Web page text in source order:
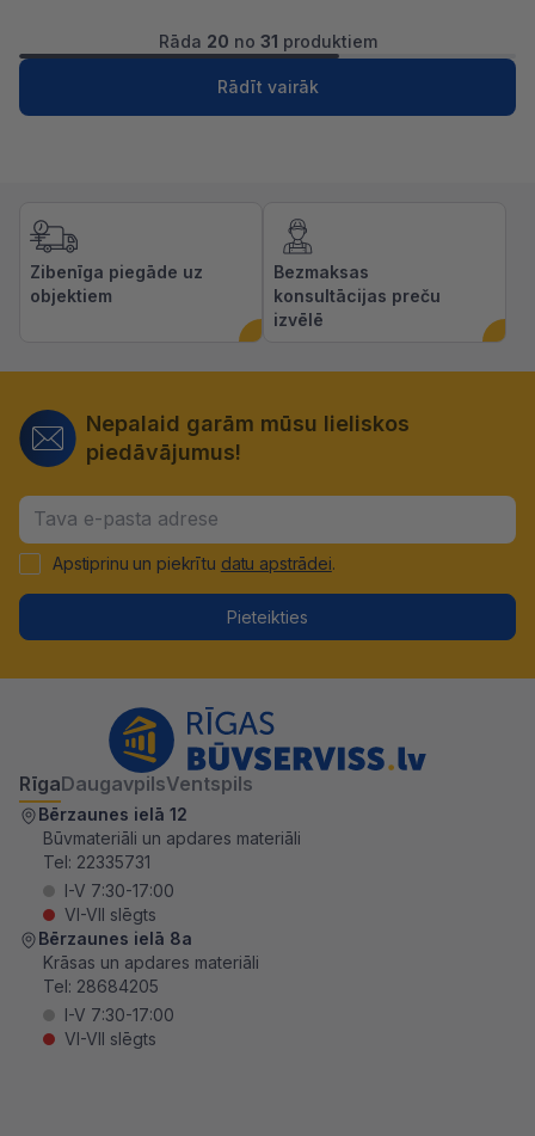
Rāda 20 no 31 produktiem
Rādīt vairāk
1 2 Nākošā
Zibenīga piegāde uz
objektiem
Bezmaksas
konsultācijas preču
izvēlē
Nepalaid garām mūsu lieliskos
piedāvājumus!
Apstiprinu un piekrītu datu apstrādei.
Pieteikties
RīgaDaugavpilsVentspils
Bērzaunes ielā 12
Būvmateriāli un apdares materiāli
Tel: 22335731
I-V 7:30-17:00
VI-VII slēgts
Bērzaunes ielā 8a
Krāsas un apdares materiāli
Tel: 28684205
I-V 7:30-17:00
VI-VII slēgts